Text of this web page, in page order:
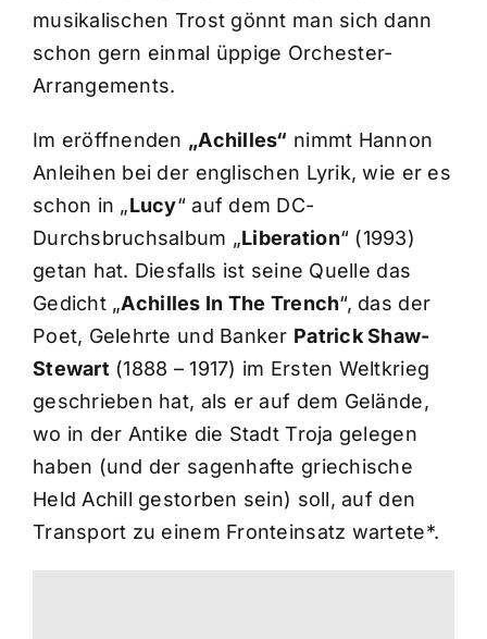
musikalischen Trost gönnt man sich dann
schon gern einmal üppige Orchester-
Arrangements.
Im eröffnenden „Achilles“ nimmt Hannon
Anleihen bei der englischen Lyrik, wie er es
schon in „Lucy“ auf dem DC-
Durchsbruchsalbum „Liberation“ (1993)
getan hat. Diesfalls ist seine Quelle das
Gedicht „Achilles In The Trench“, das der
Poet, Gelehrte und Banker Patrick Shaw-
Stewart (1888 – 1917) im Ersten Weltkrieg
geschrieben hat, als er auf dem Gelände,
wo in der Antike die Stadt Troja gelegen
haben (und der sagenhafte griechische
Held Achill gestorben sein) soll, auf den
Transport zu einem Fronteinsatz wartete*.